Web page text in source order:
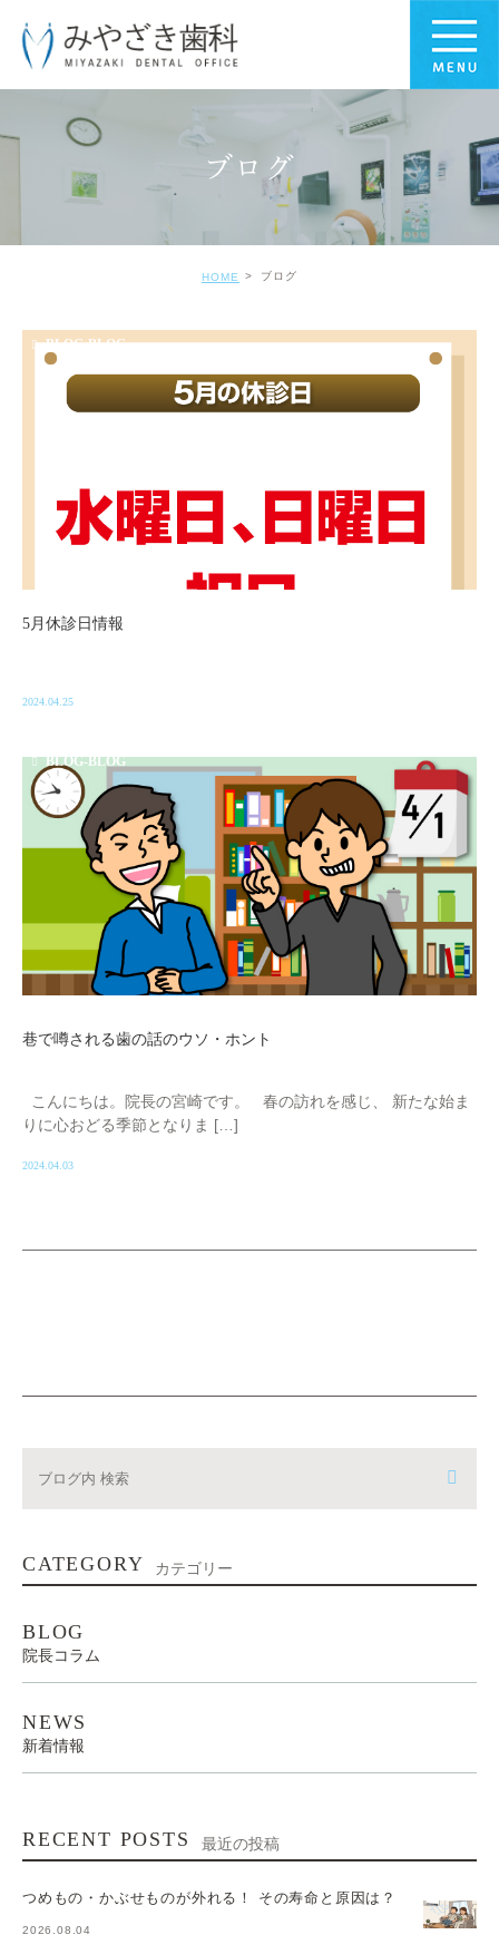
ブログ
HOME ブログ
BLOG-BLOG
5月休診日情報
2024.04.25
BLOG-BLOG
巷で噂される歯の話のウソ・ホント
こんにちは。院長の宮崎です。 春の訪れを感じ、 新たな始ま
りに心おどる季節となりま […]
2024.04.03
CATEGORY カテゴリー
BLOG
院長コラム
NEWS
新着情報
RECENT POSTS 最近の投稿
つめもの・かぶせものが外れる！ その寿命と原因は？
2026.08.04